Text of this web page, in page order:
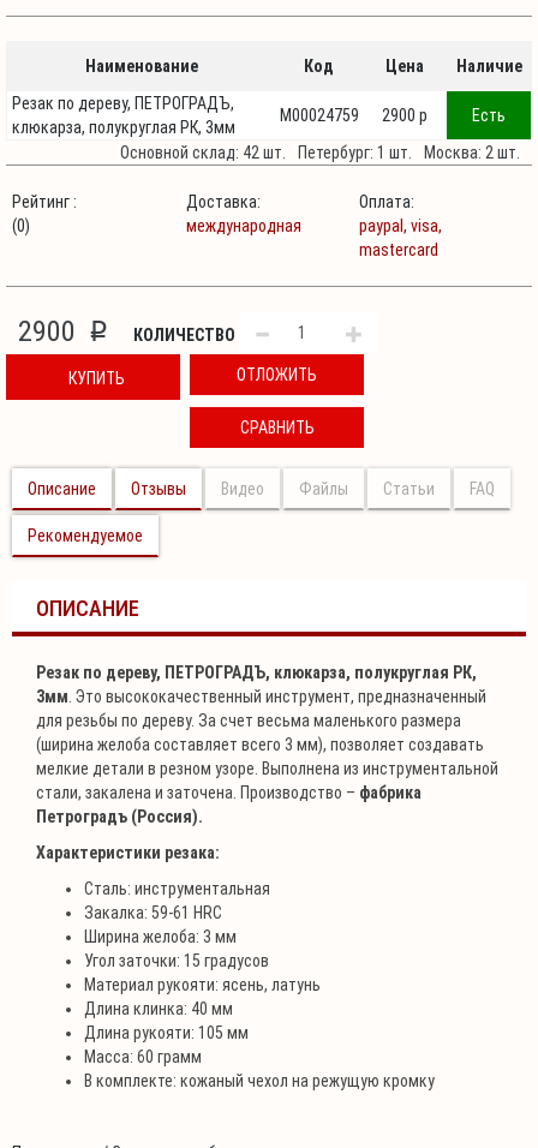
Наименование Код Цена
Наличие
Резак по дереву, ПЕТРОГРАДЪ,
клюкарза, полукруглая РК, 3мм
М00024759 2900 p
Есть
Основной склад: 42 шт.
Петербург: 1 шт. Москва: 2 шт.
Рейтинг :
(0)
Доставка:
международная
Оплата:
paypal, visa,
mastercard
2900 p КОЛИЧЕСТВО
КУПИТЬ ОТЛОЖИТЬ
СРАВНИТЬ
Описание Отзывы Видео Файлы Статьи FAQ
Рекомендуемое
ОПИСАНИЕ
Резак по дереву, ПЕТРОГРАДЪ, клюкарза, полукруглая РК,
3мм . Это высококачественный инструмент, предназначенный
для резьбы по дереву. За счет весьма маленького размера
(ширина желоба составляет всего 3 мм), позволяет создавать
мелкие детали в резном узоре. Выполнена из инструментальной
стали, закалена и заточена. Производство – фабрика
Петроградъ (Россия).
Характеристики резака:
Сталь: инструментальная
Закалка: 59-61 HRC
Ширина желоба: 3 мм
Угол заточки: 15 градусов
Материал рукояти: ясень, латунь
Длина клинка: 40 мм
Длина рукояти: 105 мм
Масса: 60 грамм
В комплекте: кожаный чехол на режущую кромку